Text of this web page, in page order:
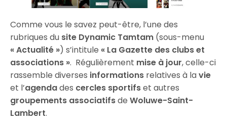
Comme vous le savez peut-être, l’une des
rubriques du site Dynamic Tamtam (sous-menu
« Actualité ») s’intitule « La Gazette des clubs et
associations ». Régulièrement mise à jour, celle-ci
rassemble diverses informations relatives à lavie
et l’agendades cercles sportifset autres
groupements associatifsdeWoluwe-Saint-
Lambert.